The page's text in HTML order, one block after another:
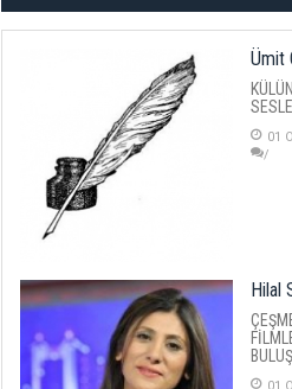
Ümit
01
Hilal